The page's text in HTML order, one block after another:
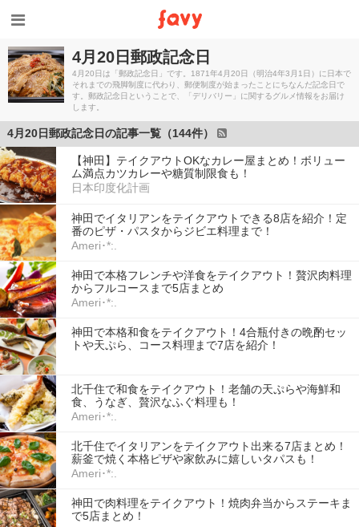
4月20日郵政記念日
4月20日は「郵政記念日」です。1871年4月20日（明治4年3月1日）に日本で
それまでの飛脚制度に代わり、郵便制度が始まったことにちなんだ記念日で
す。郵政記念日ということで、「デリバリー」に関するグルメ情報をお届け
します。
4月20日郵政記念日の記事一覧（144件）
【神田】テイクアウトOKなカレー屋まとめ！ボリュー
ム満点カツカレーや糖質制限食も！
日本印度化計画
神田でイタリアンをテイクアウトできる8店を紹介！定
番のピザ・パスタからジビエ料理まで！
Ameri･*:.
神田で本格フレンチや洋食をテイクアウト！贅沢肉料理
からフルコースまで5店まとめ
Ameri･*:.
神田で本格和食をテイクアウト！4合瓶付きの晩酌セッ
トや天ぷら、コース料理まで7店を紹介！
北千住で和食をテイクアウト！老舗の天ぷらや海鮮和
食、うなぎ、贅沢なふぐ料理も！
Ameri･*:.
北千住でイタリアンをテイクアウト出来る7店まとめ！
薪釜で焼く本格ピザや家飲みに嬉しいタパスも！
Ameri･*:.
神田で肉料理をテイクアウト！焼肉弁当からステーキま
で5店まとめ！